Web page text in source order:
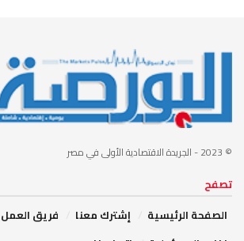
© 2023 - الجريدة الاقتصادية الأولى في مصر
تصفح
الصفحة الرئيسية
إشترك معنا
فريق العمل